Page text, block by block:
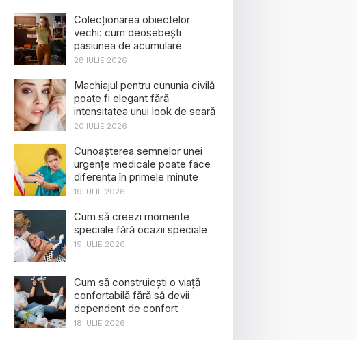
Colecționarea obiectelor
vechi: cum deosebești
pasiunea de acumulare
28 IULIE 2026
Machiajul pentru cununia civilă
poate fi elegant fără
intensitatea unui look de seară
20 IULIE 2026
Cunoașterea semnelor unei
urgențe medicale poate face
diferența în primele minute
19 IULIE 2026
Cum să creezi momente
speciale fără ocazii speciale
19 IULIE 2026
Cum să construiești o viață
confortabilă fără să devii
dependent de confort
18 IULIE 2026